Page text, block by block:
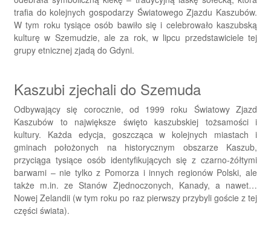
trafia do kolejnych gospodarzy Światowego Zjazdu Kaszubów.
W tym roku tysiące osób bawiło się i celebrowało kaszubską
kulturę w Szemudzie, ale za rok, w lipcu przedstawiciele tej
grupy etnicznej zjadą do Gdyni.
Kaszubi zjechali do Szemuda
Odbywający się corocznie, od 1999 roku Światowy Zjazd
Kaszubów to największe święto kaszubskiej tożsamości i
kultury. Każda edycja, goszcząca w kolejnych miastach i
gminach położonych na historycznym obszarze Kaszub,
przyciąga tysiące osób identyfikujących się z czarno-żółtymi
barwami – nie tylko z Pomorza i innych regionów Polski, ale
także m.in. ze Stanów Zjednoczonych, Kanady, a nawet…
Nowej Zelandii (w tym roku po raz pierwszy przybyli goście z tej
części świata).